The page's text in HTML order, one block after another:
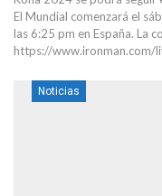
El Mundial comenzará el
las 6:25 pm en España. La
https://www.ironman.com/
Noticias